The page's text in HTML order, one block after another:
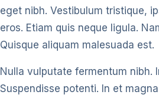
eget nibh. Vestibulum tristique,
eros. Etiam quis neque ligula.
Quisque aliquam malesuada est.
Nulla vulputate fermentum nibh.
Suspendisse potenti. In et